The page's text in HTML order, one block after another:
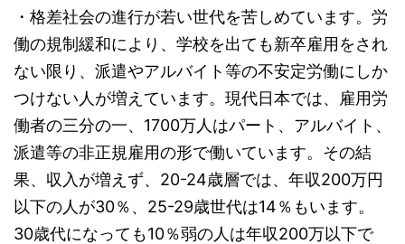
・格差社会の進行が若い世代を苦しめています。労
働の規制緩和により、学校を出ても新卒雇用をされ
ない限り、派遣やアルバイト等の不安定労働にしか
つけない人が増えています。現代日本では、雇用労
働者の三分の一、1700万人はパート、アルバイト、
派遣等の非正規雇用の形で働いています。その結
果、収入が増えず、20-24歳層では、年収200万円
以下の人が30％、25-29歳世代は14％もいます。
30歳代になっても10％弱の人は年収200万以下で